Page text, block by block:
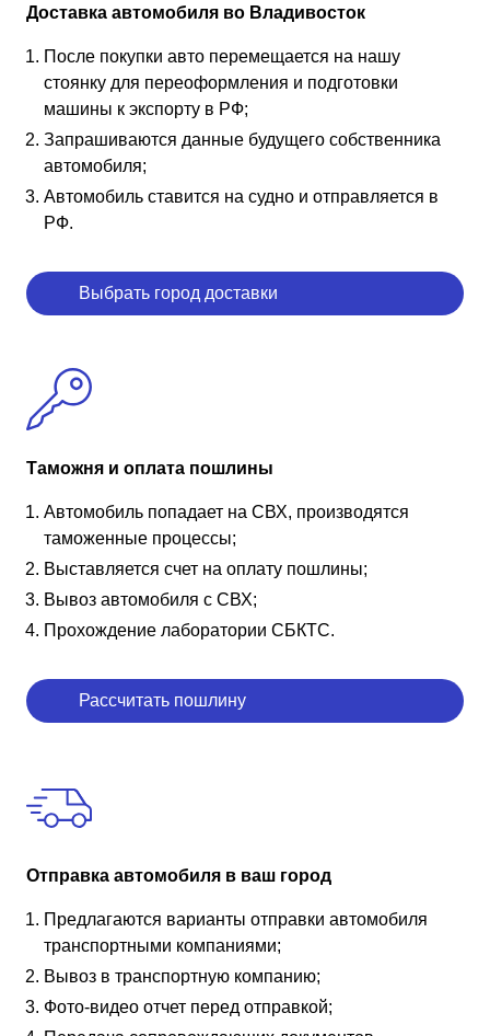
Доставка автомобиля во Владивосток
После покупки авто перемещается на нашу
стоянку для переоформления и подготовки
машины к экспорту в РФ;
Запрашиваются данные будущего собственника
автомобиля;
Автомобиль ставится на судно и отправляется в
РФ.
Выбрать город доставки
Таможня и оплата пошлины
Автомобиль попадает на СВХ, производятся
таможенные процессы;
Выставляется счет на оплату пошлины;
Вывоз автомобиля с СВХ;
Прохождение лаборатории СБКТС.
Рассчитать пошлину
Отправка автомобиля в ваш город
Предлагаются варианты отправки автомобиля
транспортными компаниями;
Вывоз в транспортную компанию;
Фото-видео отчет перед отправкой;